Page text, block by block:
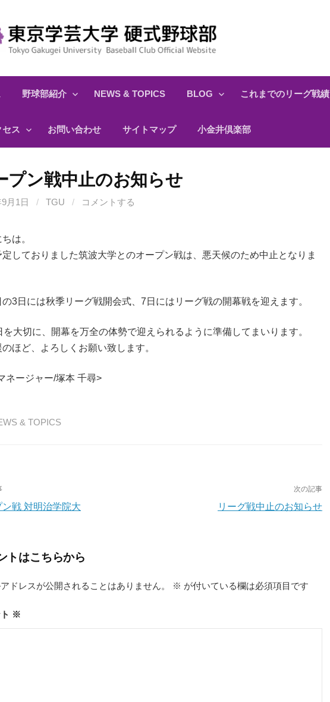
野球部紹介 NEWS & TOPICS BLOG これまでのリーグ戦績
セス お問い合わせ サイトマップ 小金井倶楽部
プン戦中止のお知らせ
月1日 / TGU / コメントする
は。
定しておりました筑波大学とのオープン戦は、悪天候のため中止となりま
の3日には秋季リーグ戦開会式、7日にはリーグ戦の開幕戦を迎えます。
を大切に、開幕を万全の体勢で迎えられるように準備してまいります。
のほど、よろしくお願い致します。
ネージャー/塚本 千尋>
& TOPICS
ン戦 対明治学院大
次の記事
リーグ戦中止のお知らせ
トはこちらから
ドレスが公開されることはありません。 ※ が付いている欄は必須項目です
※